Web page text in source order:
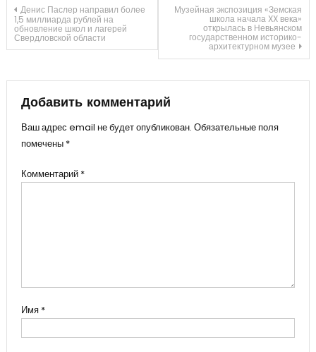
Навигация
по
записям
Денис Паслер направил более
1,5 миллиарда рублей на
обновление школ и лагерей
Свердловской области
Музейная экспозиция «Земская
школа начала XX века»
открылась в Невьянском
государственном историко-
архитектурном музее
Добавить комментарий
Ваш адрес email не будет опубликован. Обязательные поля
помечены *
Комментарий *
Имя *